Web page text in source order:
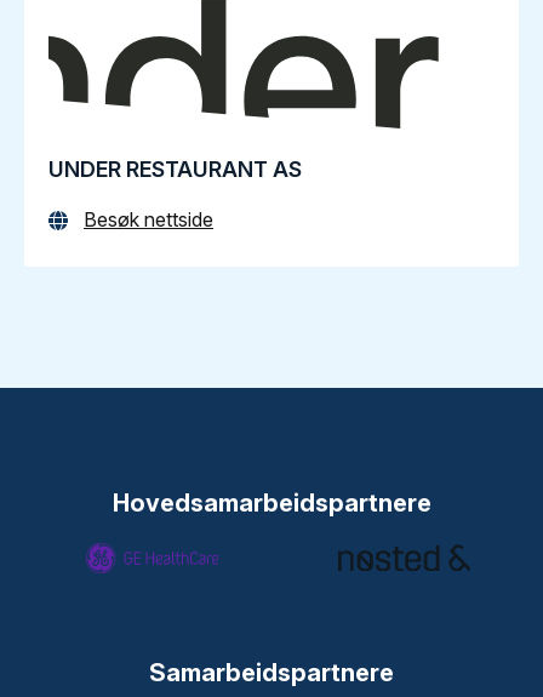
UNDER RESTAURANT AS
Besøk nettside
Hovedsamarbeidspartnere
Samarbeidspartnere